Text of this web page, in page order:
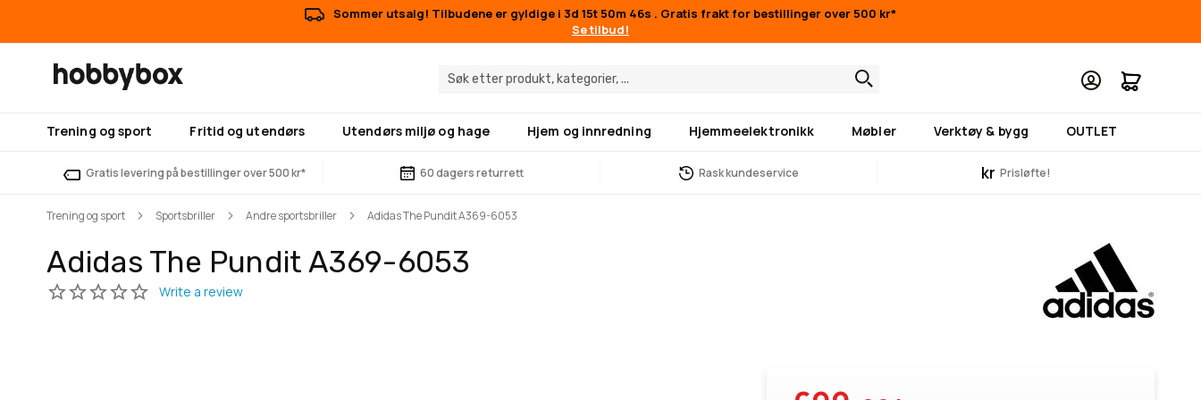
Sommer utsalg! Tilbudene er gyldige i 3d 15t 50m 45s . Gratis frakt for bestillinger over 500 kr*
Se tilbud!
Min
Trening og sport Fritid og utendørs Utendørs miljø og hage Hjem og innredning Hjemmeelektronikk Møbler Verktøy & bygg OUTLET
Gratis levering på bestillinger over 500 kr* 60 dagers returrett Rask kundeservice kr Prisløfte!
Trening og sport Sportsbriller Andre sportsbriller Adidas The Pundit A369-6053
Adidas The Pundit A369-6053